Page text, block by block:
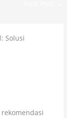
Solusi